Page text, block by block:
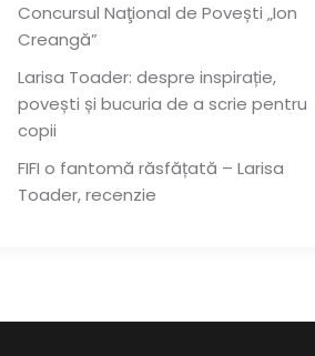
Concursul Naţional de Povești „Ion
Creangă”
Larisa Toader: despre inspirație,
povești și bucuria de a scrie pentru
copii
FIFI o fantomă răsfățată – Larisa
Toader, recenzie